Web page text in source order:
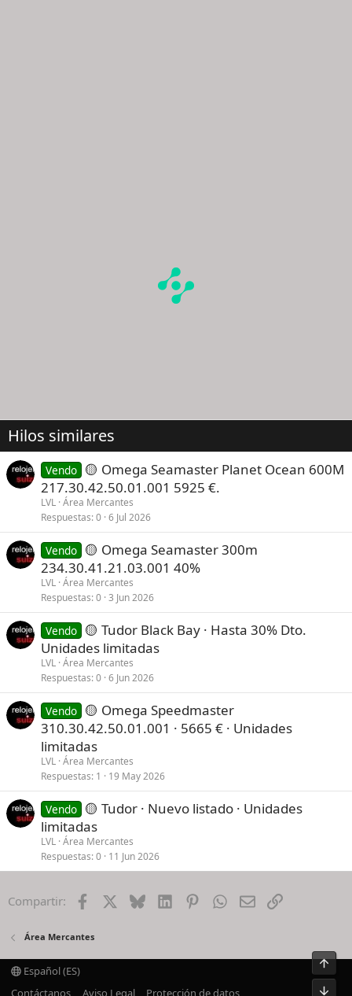
Hilos similares
Vendo 🟡 Omega Seamaster Planet Ocean 600M
217.30.42.50.01.001 5925 €.
LVL Área Mercantes
Respuestas 0 6 Jul 2026
Vendo 🟡 Omega Seamaster 300m
234.30.41.21.03.001 40%
LVL Área Mercantes
Respuestas 0 3 Jun 2026
Vendo 🟡 Tudor Black Bay · Hasta 30% Dto.
Unidades limitadas
LVL Área Mercantes
Respuestas 0 6 Jun 2026
Vendo 🟡 Omega Speedmaster
310.30.42.50.01.001 · 5665 € · Unidades
limitadas
LVL Área Mercantes
Respuestas 1 19 May 2026
Vendo 🟡 Tudor · Nuevo listado · Unidades
limitadas
LVL Área Mercantes
Respuestas 0 11 Jun 2026
Compartir: Facebook BlueskyLinkedInPinterestWhatsApp
EmailEnlace
Área Mercantes
Español (ES)
Contáctanos
Aviso Legal Protección de datos